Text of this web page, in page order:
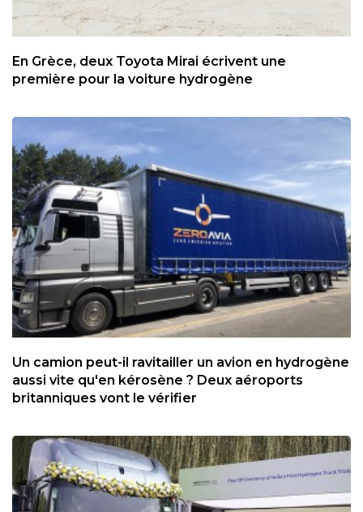
En Grèce, deux Toyota Mirai écrivent une
première pour la voiture hydrogène
Un camion peut-il ravitailler un avion en hydrogène
aussi vite qu'en kérosène ? Deux aéroports
britanniques vont le vérifier